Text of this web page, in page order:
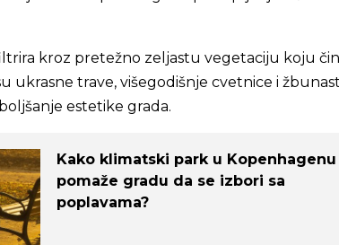
kroz pretežno zeljastu vegetaciju koju
ukrasne trave, višegodišnje cvetnice i
estetike grada.
Kako klimatski park u Kopenhagenu
pomaže gradu da se izbori sa
poplavama?